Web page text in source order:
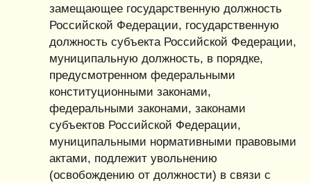
замещающее государственную должность
Российской Федерации, государственную
должность субъекта Российской Федерации,
муниципальную должность, в порядке,
предусмотренном федеральными
конституционными законами,
федеральными законами, законами
субъектов Российской Федерации,
муниципальными нормативными правовыми
актами, подлежит увольнению
(освобождению от должности) в связи с